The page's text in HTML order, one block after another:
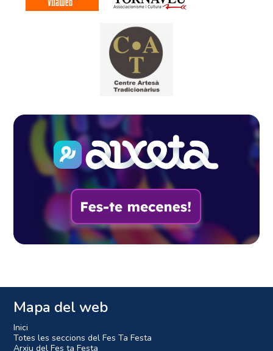
Mapa del web
Inici
Totes les seccions del Fes Ta Festa
Arxiu del Fes ta Festa